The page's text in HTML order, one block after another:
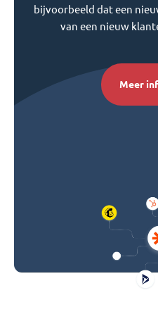
bijvoorbeeld dat een
van een nieuw
Meer